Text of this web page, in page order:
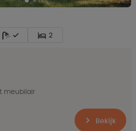
2
meubilair
Bekijk